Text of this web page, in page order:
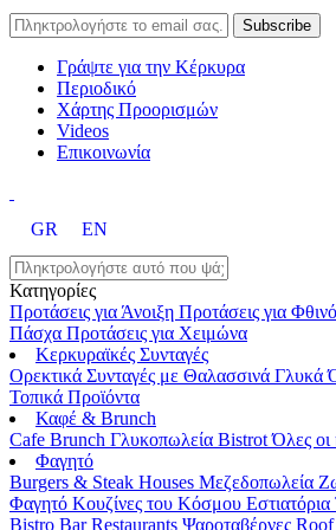
Γράψτε για την Κέρκυρα
Περιοδικό
Χάρτης Προορισμών
Videos
Επικοινωνία
GR EN
Κατηγορίες
Προτάσεις για Άνοιξη Προτάσεις για
Πάσχα Προτάσεις για Χειμώνα
Κερκυραϊκές Συνταγές
Ορεκτικά Συνταγές με Θαλασσινά Γλυκά
Τοπικά Προϊόντα
Καφέ & Brunch
Cafe Brunch Γλυκοπωλεία BistrotΌλες οι
Φαγητό
Burgers & Steak Houses Μεζεδοπωλεία
Φαγητό Κουζίνες του Κόσμου Εστιατόρια
Bistro Bar Restaurants Ψαροταβέρνες Roof